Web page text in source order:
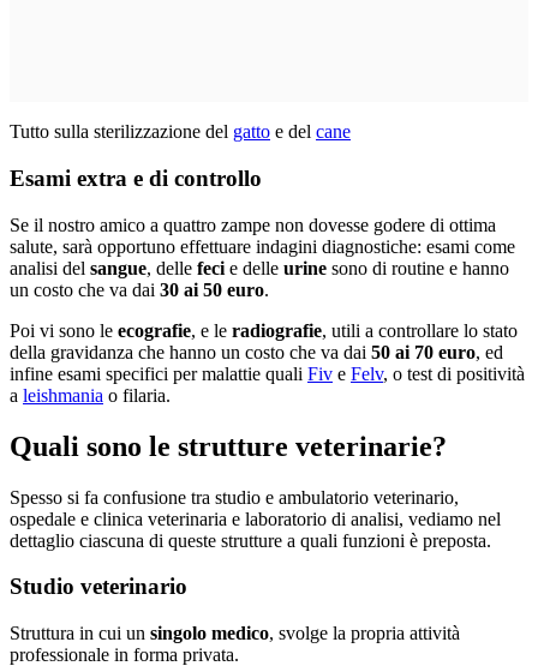
Tutto sulla sterilizzazione del gatto e del cane
Esami extra e di controllo
Se il nostro amico a quattro zampe non dovesse godere di ottima
salute, sarà opportuno effettuare indagini diagnostiche: esami come
analisi del sangue, delle feci e delle urine sono di routine e hanno
un costo che va dai 30 ai 50 euro.
Poi vi sono le ecografie, e le radiografie, utili a controllare lo stato
della gravidanza che hanno un costo che va dai 50 ai 70 euro, ed
infine esami specifici per malattie quali Fiv e Felv, o test di positività
a leishmania o filaria.
Quali sono le strutture veterinarie?
Spesso si fa confusione tra studio e ambulatorio veterinario,
ospedale e clinica veterinaria e laboratorio di analisi, vediamo nel
dettaglio ciascuna di queste strutture a quali funzioni è preposta.
Studio veterinario
Struttura in cui un singolo medico, svolge la propria attività
professionale in forma privata.